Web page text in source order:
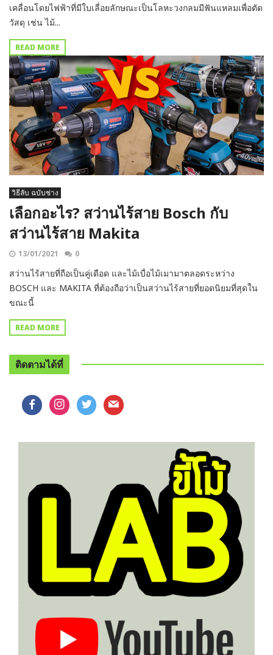
เคลื่อนโดยไฟฟ้าที่มีใบเลื่อยลักษณะเป็นโลหะวงกลมมีฟันแหลมเพื่อตัด
วัสดุ เช่น ไม้...
READ MORE
วิธีลับ ฉบับช่าง
เลือกอะไร? สว่านไร้สาย Bosch กับ
สว่านไร้สาย Makita
13/01/2021 0
สว่านไร้สายที่ถือเป็นคู่เดือด และไม้เบื่อไม้เมามาตลอดระหว่าง
BOSCH และ MAKITA ที่ต้องถือว่าเป็นสว่านไร้สายที่ยอดนิยมที่สุดใน
ขณะนี้
READ MORE
ติดตามได้ที่
facebookinstagram
twitter mail